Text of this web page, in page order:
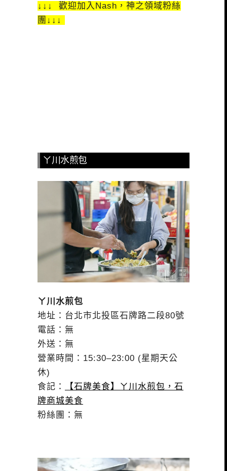
↓↓↓ 歡迎加入Nash，神之領域粉絲
團↓↓↓
ㄚ川水煎包
ㄚ川水煎包
地址：台北市北投區石牌路二段80號
電話：無
外送：無
營業時間：15:30–23:00 (星期天公
休)
食記：
【石牌美食】ㄚ川水煎包，石
牌商城美食
粉絲團：無